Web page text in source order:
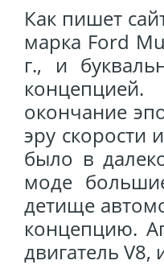
Как пишет
марка Ford
г., и
окончание
эру скорости
было в
моде
детище
концепцию.
двигатель